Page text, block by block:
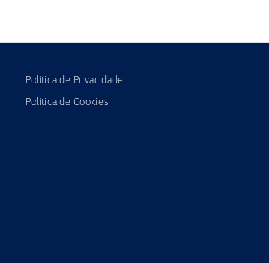
Política de Privacidade
Política de Cookies